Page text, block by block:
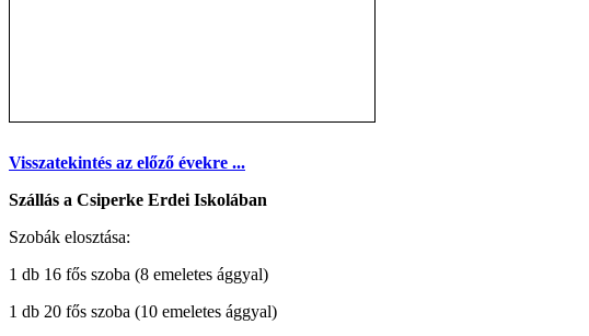
Visszatekintés az előző évekre ...
Szállás a Csiperke Erdei Iskolában
Szobák elosztása:
1 db 16 fős szoba (8 emeletes ággyal)
1 db 20 fős szoba (10 emeletes ággyal)